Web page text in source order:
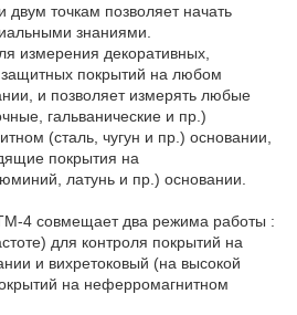
двум точкам позволяет начать
знаниями.
измерения декоративных,
защитных покрытий на любом
и позволяет измерять любые
гальванические и пр.)
(сталь, чугун и пр.) основании,
покрытия на
латунь и пр.) основании.
4 совмещает два режима работы :
для контроля покрытий на
и вихретоковый (на высокой
на неферромагнитном